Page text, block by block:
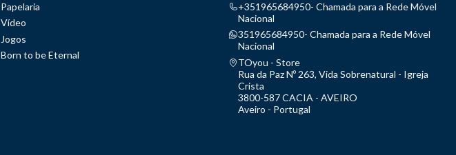
Papelaria
Vídeo
Jogos
Born to be Eternal
+351965684950- Chamada para a Rede Móvel
Nacional
351965684950- Chamada para a Rede Móvel
Nacional
TOyou - Store
Rua da Paz Nº 263, Vida Sobrenatural - Igreja
Crista
3800-587 CACIA - AVEIRO
Aveiro - Portugal